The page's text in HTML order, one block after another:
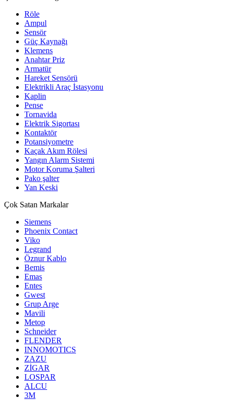
Röle
Ampul
Sensör
Güç Kaynağı
Klemens
Anahtar Priz
Armatür
Hareket Sensörü
Elektrikli Araç İstasyonu
Kaplin
Pense
Tornavida
Elektrik Sigortası
Kontaktör
Potansiyometre
Kaçak Akım Rölesi
Yangın Alarm Sistemi
Motor Koruma Şalteri
Pako şalter
Yan Keski
Çok Satan Markalar
Siemens
Phoenix Contact
Viko
Legrand
Öznur Kablo
Bemis
Emas
Entes
Gwest
Grup Arge
Mavili
Metop
Schneider
FLENDER
INNOMOTICS
ZAZU
ZİGAR
LOSPAR
ALCU
3M